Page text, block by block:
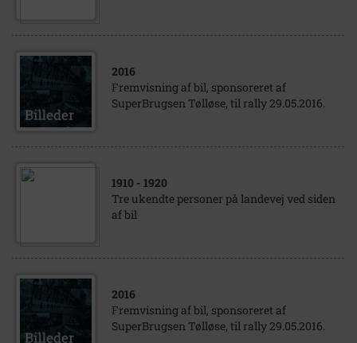
2016
Fremvisning af bil, sponsoreret af
SuperBrugsen Tølløse, til rally 29.05.2016.
1910 - 1920
Tre ukendte personer på landevej ved siden
af bil
2016
Fremvisning af bil, sponsoreret af
SuperBrugsen Tølløse, til rally 29.05.2016.